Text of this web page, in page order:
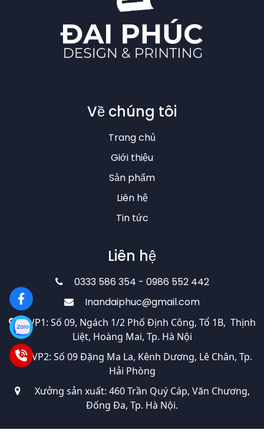
Về chúng tôi
Trang chủ
Giới thiệu
Sản phẩm
Liên hệ
Tin tức
Liên hệ
0333 586 354 - 0986 552 442
Inandaiphuc@gmail.com
VP1: Số 09, Ngách 1/2 Phố Định Công, Tổ 1B, Thịnh
Liệt, Hoàng Mai, Tp. Hà Nội
VP2: Số 09 Đặng Ma La, Kênh Dương, Lê Chân, Tp.
Hải Phòng
Xưởng sản xuất: 460 Trần Quý Cáp, Văn Chương,
Đống Đa, Tp. Hà Nội.